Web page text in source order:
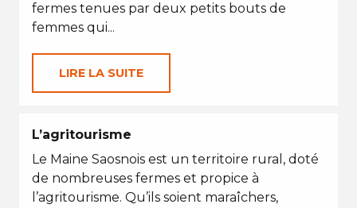
fermes tenues par deux petits bouts de
femmes qui...
LIRE LA SUITE
L’agritourisme
Le Maine Saosnois est un territoire rural, doté
de nombreuses fermes et propice à
l’agritourisme. Qu’ils soient maraîchers,